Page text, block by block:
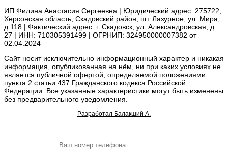
ИП Филина Анастасия Сергеевна | Юридический адрес: 275722,
Херсонская область, Скадовский район, пгт Лазурное, ул. Мира,
д 118 | Фактический адрес: г. Скадовск, ул. Александровская, д.
27 | ИНН: 710305391499 | ОГРНИП: 324950000007382 от
02.04.2024
Сайт носит исключительно информационный характер и никакая
информация, опубликованная на нём, ни при каких условиях не
является публичной офертой, определяемой положениями
пункта 2 статьи 437 Гражданского кодекса Российской
Федерации. Все указанные характеристики могут быть изменены
без предварительного уведомления.
Разработал Балакший А.